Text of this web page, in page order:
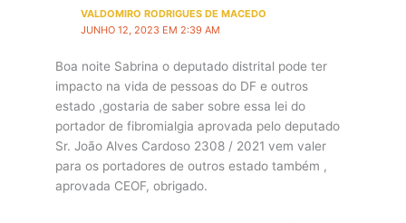
VALDOMIRO RODRIGUES DE MACEDO
JUNHO 12, 2023 EM 2:39 AM
Boa noite Sabrina o deputado distrital pode ter
impacto na vida de pessoas do DF e outros
estado ,gostaria de saber sobre essa lei do
portador de fibromialgia aprovada pelo deputado
Sr. João Alves Cardoso 2308 / 2021 vem valer
para os portadores de outros estado também ,
aprovada CEOF, obrigado.